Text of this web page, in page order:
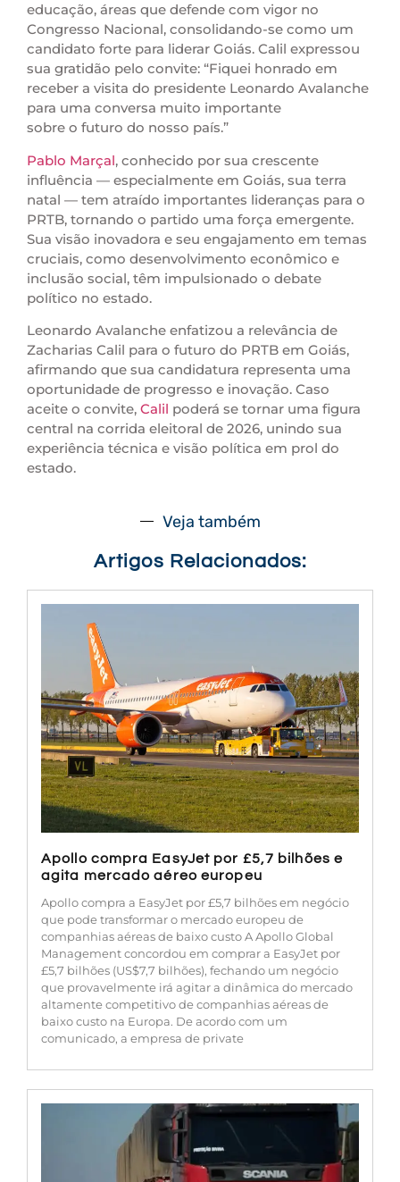
educação, áreas que defende com vigor no
Congresso Nacional, consolidando-se como um
candidato forte para liderar Goiás. Calil expressou
sua gratidão pelo convite: “Fiquei honrado em
receber a visita do presidente Leonardo Avalanche
para uma conversa muito importante
sobre o futuro do nosso país.”
Pablo Marçal, conhecido por sua crescente
influência — especialmente em Goiás, sua terra
natal — tem atraído importantes lideranças para o
PRTB, tornando o partido uma força emergente.
Sua visão inovadora e seu engajamento em temas
cruciais, como desenvolvimento econômico e
inclusão social, têm impulsionado o debate
político no estado.
Leonardo Avalanche enfatizou a relevância de
Zacharias Calil para o futuro do PRTB em Goiás,
afirmando que sua candidatura representa uma
oportunidade de progresso e inovação. Caso
aceite o convite, Calil poderá se tornar uma figura
central na corrida eleitoral de 2026, unindo sua
experiência técnica e visão política em prol do
estado.
Veja também
Artigos Relacionados:
Apollo compra EasyJet por £5,7 bilhões e
agita mercado aéreo europeu
Apollo compra a EasyJet por £5,7 bilhões em negócio
que pode transformar o mercado europeu de
companhias aéreas de baixo custo A Apollo Global
Management concordou em comprar a EasyJet por
£5,7 bilhões (US$7,7 bilhões), fechando um negócio
que provavelmente irá agitar a dinâmica do mercado
altamente competitivo de companhias aéreas de
baixo custo na Europa. De acordo com um
comunicado, a empresa de private